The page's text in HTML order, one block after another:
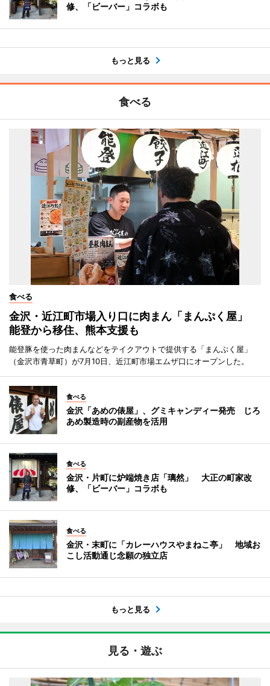
修、「ビーバー」コラボも
もっと見る
食べる
食べる
金沢・近江町市場入り口に肉まん「まんぷく屋」
能登から移住、熊本支援も
能登豚を使った肉まんなどをテイクアウトで提供する「まんぷく屋」
（金沢市青草町）が7月10日、近江町市場エムザ口にオープンした。
食べる
金沢「あめの俵屋」、グミキャンディー発売 じろ
あめ製造時の副産物を活用
食べる
金沢・片町に炉端焼き店「璃然」 大正の町家改
修、「ビーバー」コラボも
食べる
金沢・末町に「カレーハウスやまねこ亭」 地域お
こし活動通じ念願の独立店
もっと見る
見る・遊ぶ